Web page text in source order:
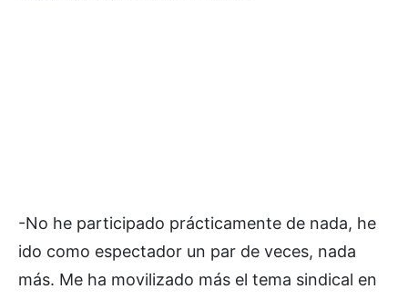
-No he participado prácticamente de nada, he
ido como espectador un par de veces, nada
más. Me ha movilizado más el tema sindical en